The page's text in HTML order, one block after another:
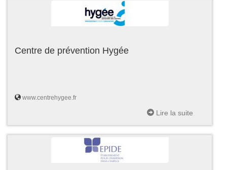
Centre de prévention Hygée
www.centrehygee.fr
Lire la suite